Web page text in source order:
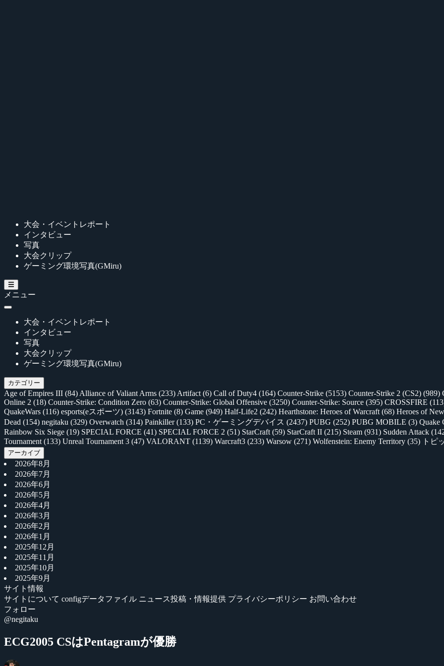
大会・イベントレポート
インタビュー
写真
大会クリップ
ゲーミング環境写真(GMiru)
メニュー
大会・イベントレポート
インタビュー
写真
大会クリップ
ゲーミング環境写真(GMiru)
カテゴリー
Age of Empires III (84) Alliance of Valiant Arms (233) Artifact (6) Call of Duty4 (164) Counter-Strike (5153) Counter-Strike 2 (CS2) (989)
Online 2 (18) Counter-Strike: Condition Zero (63) Counter-Strike: Global Offensive (3250) Counter-Strike: Source (395) CROSSFIRE
QuakeWars (116) esports(eスポーツ) (3143) Fortnite (8) Game (949) Half-Life2 (242) Hearthstone: Heroes of Warcraft (68) Heroes of
Dead (154) negitaku (329) Overwatch (314) Painkiller(133) PC・ゲーミングデバイス (2437) PUBG (252) PUBG MOBILE (3) Quake
Rainbow Six Siege (19) SPECIAL FORCE (41) SPECIAL FORCE 2 (51) StarCraft (59) StarCraft II (215) Steam (931) Sudden Attack
Tournament (133) Unreal Tournament 3 (47) VALORANT (1139) Warcraft3 (233) Warsow (271) Wolfenstein: Enemy Territory (35) トピ
アーカイブ
2026年8月
2026年7月
2026年6月
2026年5月
2026年4月
2026年3月
2026年2月
2026年1月
2025年12月
2025年11月
2025年10月
2025年9月
サイト情報
サイトについて configデータファイル ニュース投稿・情報提供 プライバシーポリシー お問い合わせ
フォロー
@negitaku
ECG2005 CSはPentagramが優勝